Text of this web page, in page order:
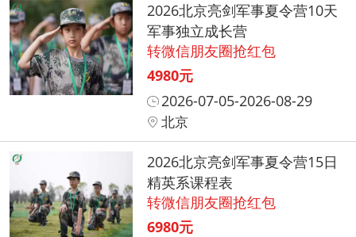
2026北京亮剑军事夏令营10天
军事独立成长营
转微信朋友圈抢红包
4980元
2026-07-05-2026-08-29
北京
2026北京亮剑军事夏令营15日
精英系课程表
转微信朋友圈抢红包
6980元